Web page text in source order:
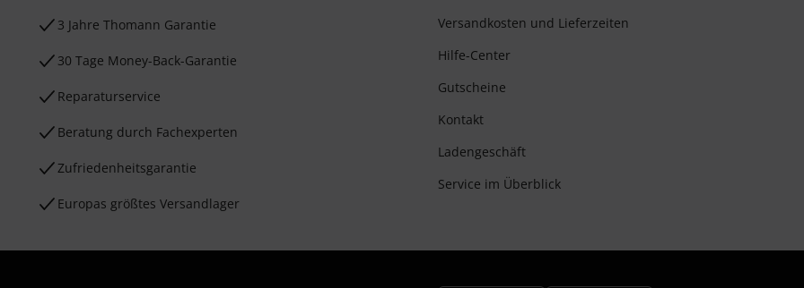
3 Jahre Thomann Garantie
30 Tage Money-Back-Garantie
Reparaturservice
Beratung durch Fachexperten
Zufriedenheitsgarantie
Europas größtes Versandlager
Versandkosten und Lieferzeiten
Hilfe-Center
Gutscheine
Kontakt
Ladengeschäft
Service im Überblick